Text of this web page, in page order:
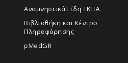
Αναμνηστικά Είδη ΕΚΠΑ
Βιβλιοθήκη και Κέντρο
Πληροφόρησης
pMedGR